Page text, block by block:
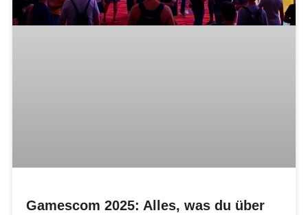
Gamescom 2025: Alles, was du über